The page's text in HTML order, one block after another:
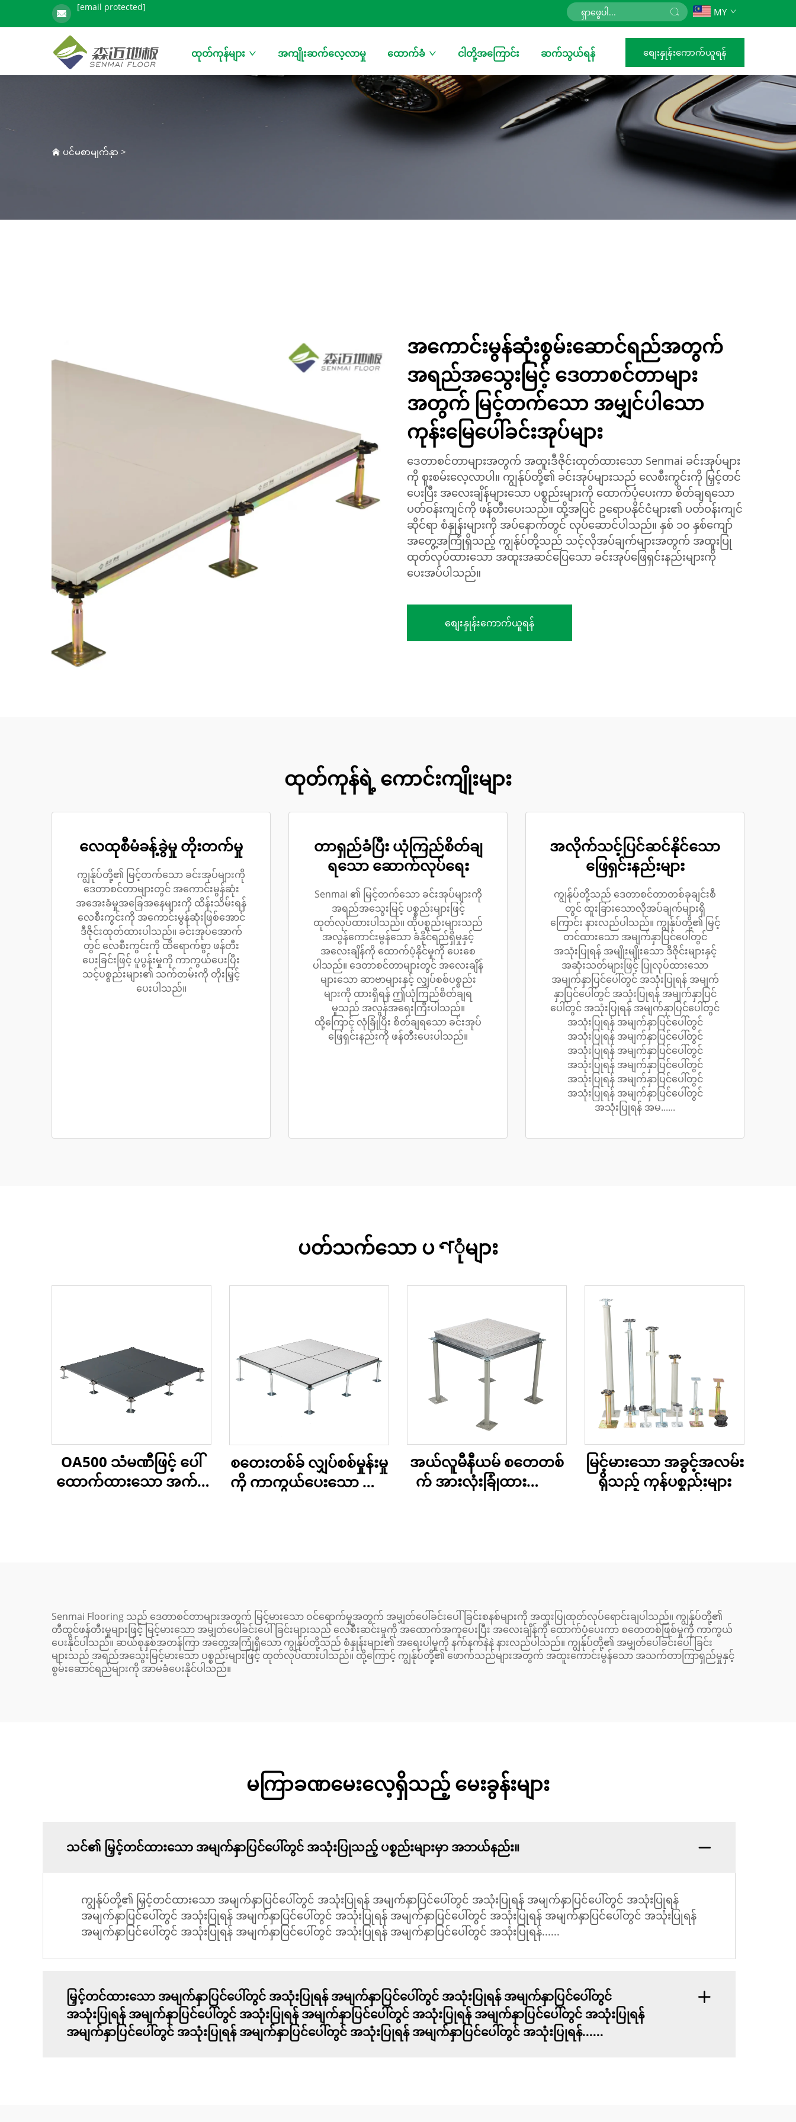
[email protected] MY
ထုတ်ကုန်များ အကျိုးဆက်လေ့လာမှု ထောက်ခံ ငါတို့အကြောင်း ဆက်သွယ်ရန် စျေးနှုန်းကောက်ယူရန်
ပင်မစာမျက်နှာ >
အကောင်းမွန်ဆုံးစွမ်းဆောင်ရည်အတွက်
အရည်အသွေးမြင့် ဒေတာစင်တာများ
အတွက် မြင့်တက်သော အမျှင်ပါသော
ကုန်းမြေပေါ်ခင်းအုပ်များ
ဒေတာစင်တာများအတွက် အထူးဒီဇိုင်းထုတ်ထားသော Senmai ခင်းအုပ်များ
ကို စူးစမ်းလေ့လာပါ။ ကျွန်ုပ်တို့၏ ခင်းအုပ်များသည် လေစီးကွင်းကို မြှင့်တင်
ပေးပြီး အလေးချိန်များသော ပစ္စည်းများကို ထောက်ပံ့ပေးကာ စိတ်ချရသော
ပတ်ဝန်းကျင်ကို ဖန်တီးပေးသည်။ ထို့အပြင် ဥရောပနိုင်ငံများ၏ ပတ်ဝန်းကျင်
ဆိုင်ရာ စံနှုန်းများကို အပ်နောက်တွင် လုပ်ဆောင်ပါသည်။ နှစ် ၁၀ နှစ်ကျော်
အတွေ့အကြုံရှိသည့် ကျွန်ုပ်တို့သည် သင့်လိုအပ်ချက်များအတွက် အထူးပြု
ထုတ်လုပ်ထားသော အထူးအဆင်ပြေသော ခင်းအုပ်ဖြေရှင်းနည်းများကို
ပေးအပ်ပါသည်။
စျေးနှုန်းကောက်ယူရန်
ထုတ်ကုန်ရဲ့ ကောင်းကျိုးများ
လေထုစီမံခန့်ခွဲမှု တိုးတက်မှု
ကျွန်ုပ်တို့၏ မြင့်တက်သော ခင်းအုပ်များကို
ဒေတာစင်တာများတွင် အကောင်းမွန်ဆုံး
အအေးခံမှုအခြေအနေများကို ထိန်းသိမ်းရန်
လေစီးကွင်းကို အကောင်းမွန်ဆုံးဖြစ်အောင်
ဒီဇိုင်းထုတ်ထားပါသည်။ ခင်းအုပ်အောက်
တွင် လေစီးကွင်းကို ထိရောက်စွာ ဖန်တီး
ပေးခြင်းဖြင့် ပူပွန်းမှုကို ကာကွယ်ပေးပြီး
သင့်ပစ္စည်းများ၏ သက်တမ်းကို တိုးမြှင့်
ပေးပါသည်။
တာရှည်ခံပြီး ယုံကြည်စိတ်ချ
ရသော ဆောက်လုပ်ရေး
Senmai ၏ မြင့်တက်သော ခင်းအုပ်များကို
အရည်အသွေးမြင့် ပစ္စည်းများဖြင့်
ထုတ်လုပ်ထားပါသည်။ ထိုပစ္စည်းများသည်
အလွန်ကောင်းမွန်သော ခံနိုင်ရည်ရှိမှုနှင့်
အလေးချိန်ကို ထောက်ပံ့နိုင်မှုကို ပေးစေ
ပါသည်။ ဒေတာစင်တာများတွင် အလေးချိန်
များသော ဆာဗာများနှင့် လျှပ်စစ်ပစ္စည်း
များကို ထားရှိရန် ဤယုံကြည်စိတ်ချရ
မှုသည် အလွန်အရေးကြီးပါသည်။
ထို့ကြောင့် လုံခြုံပြီး စိတ်ချရသော ခင်းအုပ်
ဖြေရှင်းနည်းကို ဖန်တီးပေးပါသည်။
အလိုက်သင့်ပြင်ဆင်နိုင်သော
ဖြေရှင်းနည်းများ
ကျွန်ုပ်တို့သည် ဒေတာစင်တာတစ်ခုချင်းစီ
တွင် ထူးခြားသောလိုအပ်ချက်များရှိ
ကြောင်း နားလည်ပါသည်။ ကျွန်ုပ်တို့၏ မြှင့်
တင်ထားသော အမျက်နှာပြင်ပေါ်တွင်
အသုံးပြုရန် အမျိုးမျိုးသော ဒီဇိုင်းများနှင့်
အဆုံးသတ်များဖြင့် ပြုလုပ်ထားသော
အမျက်နှာပြင်ပေါ်တွင် အသုံးပြုရန် အမျက်
နှာပြင်ပေါ်တွင် အသုံးပြုရန် အမျက်နှာပြင်
ပေါ်တွင် အသုံးပြုရန် အမျက်နှာပြင်ပေါ်တွင်
အသုံးပြုရန် အမျက်နှာပြင်ပေါ်တွင်
အသုံးပြုရန် အမျက်နှာပြင်ပေါ်တွင်
အသုံးပြုရန် အမျက်နှာပြင်ပေါ်တွင်
အသုံးပြုရန် အမျက်နှာပြင်ပေါ်တွင်
အသုံးပြုရန် အမျက်နှာပြင်ပေါ်တွင်
အသုံးပြုရန် အမျက်နှာပြင်ပေါ်တွင်
အသုံးပြုရန် အမ......
ပတ်သက်သော ပণုံများ
OA500 သံမဏီဖြင့် ပေါ်
ထောက်ထားသော အက်စ
စတေးတစ်ခ် လျှပ်စစ်မှုန်းမှု
ကို ကာကွယ်ပေးသော သံမ
အယ်လူမီနီယမ် စတေတစ်
က် အားလုံးခြုံထားသော
မြင့်မားသော အခွင့်အလမ်း
ရှိသည့် ကုန်ပစ္စည်းများ
Senmai Flooring သည် ဒေတာစင်တာများအတွက် မြင့်မားသော ဝင်ရောက်မှုအတွက် အမျှတ်ပေါ်ခင်းပေါ်ခြင်းစနစ်များကို အထူးပြုထုတ်လုပ်ရောင်းချပါသည်။ ကျွန်ုပ်တို့၏
တီထွင်ဖန်တီးမှုများဖြင့် မြင့်မားသော အမျှတ်ပေါ်ခင်းပေါ်ခြင်းများသည် လေစီးဆင်းမှုကို အထောက်အကူပေးပြီး အလေးချိန်ကို ထောက်ပံ့ပေးကာ စတေတစ်ဖြစ်မှုကို ကာကွယ်
ပေးနိုင်ပါသည်။ ဆယ်စုနှစ်အတန်ကြာ အတွေ့အကြုံရှိသော ကျွန်ုပ်တို့သည် စံနှုန်းများ၏ အရေးပါမှုကို နက်နက်နဲနဲ နားလည်ပါသည်။ ကျွန်ုပ်တို့၏ အမျှတ်ပေါ်ခင်းပေါ်ခြင်း
များသည် အရည်အသွေးမြင့်မားသော ပစ္စည်းများဖြင့် ထုတ်လုပ်ထားပါသည်။ ထို့ကြောင့် ကျွန်ုပ်တို့၏ ဖောက်သည်များအတွက် အထူးကောင်းမွန်သော အသက်တာကြာရှည်မှုနှင့်
စွမ်းဆောင်ရည်များကို အာမခံပေးနိုင်ပါသည်။
မကြာခဏမေးလေ့ရှိသည့် မေးခွန်းများ
သင်၏ မြှင့်တင်ထားသော အမျက်နှာပြင်ပေါ်တွင် အသုံးပြုသည့် ပစ္စည်းများမှာ အဘယ်နည်း။
ကျွန်ုပ်တို့၏ မြှင့်တင်ထားသော အမျက်နှာပြင်ပေါ်တွင် အသုံးပြုရန် အမျက်နှာပြင်ပေါ်တွင် အသုံးပြုရန် အမျက်နှာပြင်ပေါ်တွင် အသုံးပြုရန်
အမျက်နှာပြင်ပေါ်တွင် အသုံးပြုရန် အမျက်နှာပြင်ပေါ်တွင် အသုံးပြုရန် အမျက်နှာပြင်ပေါ်တွင် အသုံးပြုရန် အမျက်နှာပြင်ပေါ်တွင် အသုံးပြုရန်
အမျက်နှာပြင်ပေါ်တွင် အသုံးပြုရန် အမျက်နှာပြင်ပေါ်တွင် အသုံးပြုရန် အမျက်နှာပြင်ပေါ်တွင် အသုံးပြုရန်......
မြှင့်တင်ထားသော အမျက်နှာပြင်ပေါ်တွင် အသုံးပြုရန် အမျက်နှာပြင်ပေါ်တွင် အသုံးပြုရန် အမျက်နှာပြင်ပေါ်တွင်
အသုံးပြုရန် အမျက်နှာပြင်ပေါ်တွင် အသုံးပြုရန် အမျက်နှာပြင်ပေါ်တွင် အသုံးပြုရန် အမျက်နှာပြင်ပေါ်တွင် အသုံးပြုရန်
အမျက်နှာပြင်ပေါ်တွင် အသုံးပြုရန် အမျက်နှာပြင်ပေါ်တွင် အသုံးပြုရန် အမျက်နှာပြင်ပေါ်တွင် အသုံးပြုရန်......